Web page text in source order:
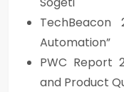
Automation”
PWC Report
and Product